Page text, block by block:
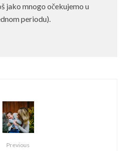
jako mnogo očekujemo u
periodu).
Previous